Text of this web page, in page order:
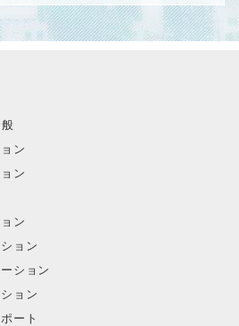
ン
ン
ン
ョン
ション
ョン
ート